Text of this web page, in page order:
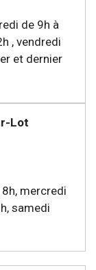
de 9h à
, vendredi
et dernier
Lot
mercredi
samedi